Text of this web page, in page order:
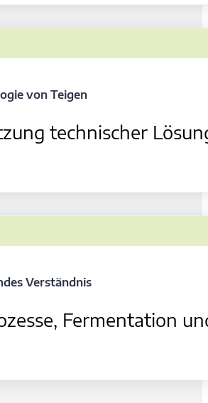
von Teigen
technischer
Verständnis
Fermentation